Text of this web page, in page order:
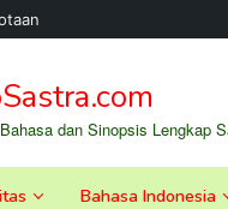
dan Sinopsis Lengkap
Bahasa Indonesia